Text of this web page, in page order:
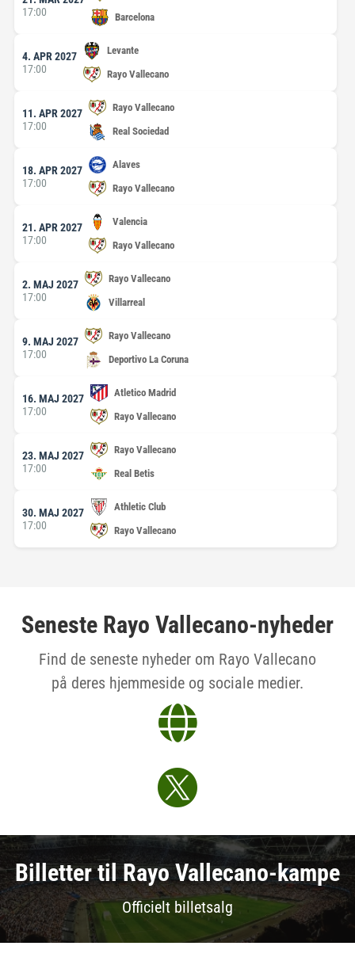
17:00
Barcelona
4. APR 2027
17:00
Levante
Rayo Vallecano
11. APR 2027
17:00
Rayo Vallecano
Real Sociedad
18. APR 2027
17:00
Alaves
Rayo Vallecano
21. APR 2027
17:00
Valencia
Rayo Vallecano
2. MAJ 2027
17:00
Rayo Vallecano
Villarreal
9. MAJ 2027
17:00
Rayo Vallecano
Deportivo La Coruna
16. MAJ 2027
17:00
Atletico Madrid
Rayo Vallecano
23. MAJ 2027
17:00
Rayo Vallecano
Real Betis
30. MAJ 2027
17:00
Athletic Club
Rayo Vallecano
Seneste Rayo Vallecano-nyheder
Find de seneste nyheder om Rayo Vallecano
på deres hjemmeside og sociale medier.


Billetter til Rayo Vallecano-kampe
Officielt billetsalg